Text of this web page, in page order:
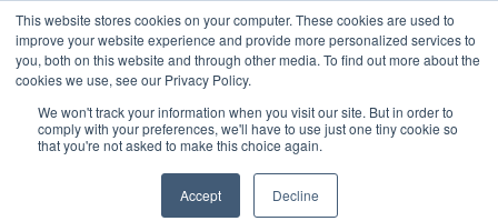
This website stores cookies on your computer. These cookies are used to
improve your website experience and provide more personalized services to
you, both on this website and through other media. To find out more about the
cookies we use, see our Privacy Policy.
We won't track your information when you visit our site. But in order to
comply with your preferences, we'll have to use just one tiny cookie so
that you're not asked to make this choice again.
Accept Decline
Καλωσόρισες στην αίτηση συμμετοχής για
VentureGarden Πάτρα
ν επιταχυντή